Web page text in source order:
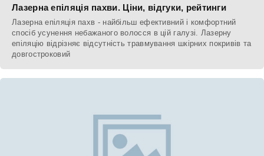
Лазерна епіляція пахви. Ціни, відгуки, рейтинги
Лазерна епіляція пахв - найбільш ефективний і комфортний
спосіб усунення небажаного волосся в цій галузі. Лазерну
епіляцію відрізняє відсутність травмування шкірних покривів та
довгостроковий